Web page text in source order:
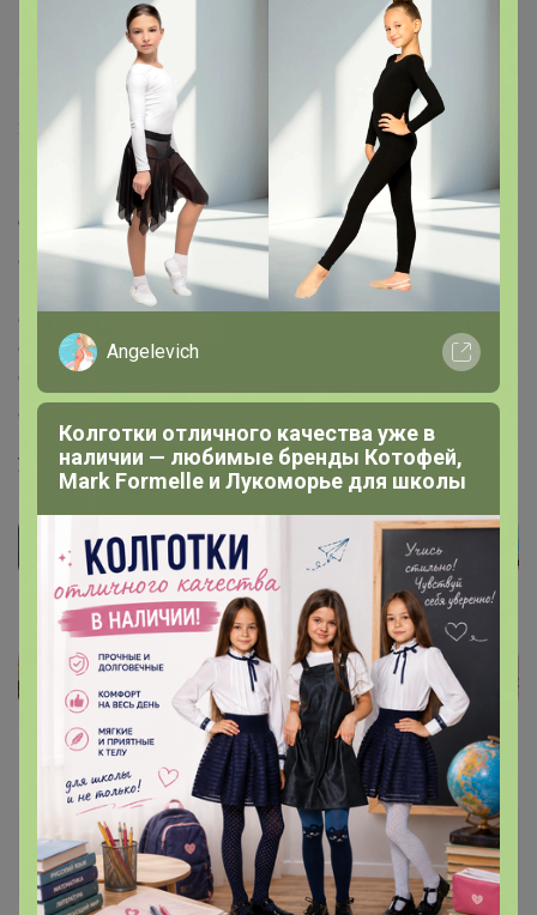
Атлантика
Бронзовый организатор
20 июля, 2021 15:46
клематис , Здравствуйте! Очень маловероятно, что
будет поступление отсутствующих моделей
Фабрика отшивала школу по предзаказам, сделанным
в декабре-январе. В связи с непонятной эпид.
обстановкой и удаленкой в школах, предзаказы были
сделаны в небольших количествах( Поэтому на
свободный склад, т.е. то что есть сейчас в наличии,
осталось всего-ничего
успевайте заказать
Валентинка84
Виртуоз СП
Angelevich
Колготки отличного качества уже в
наличии — любимые бренды Котофей,
Mark Formelle и Лукоморье для школы